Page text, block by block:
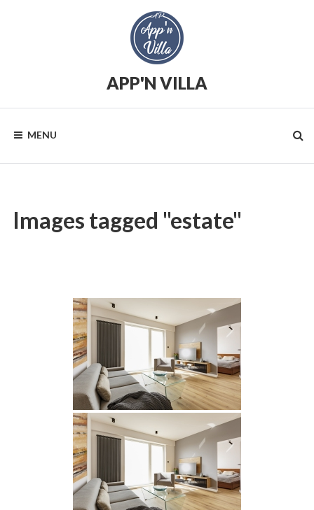
APP'N VILLA
saisonnière
MENU
Images tagged "estate"